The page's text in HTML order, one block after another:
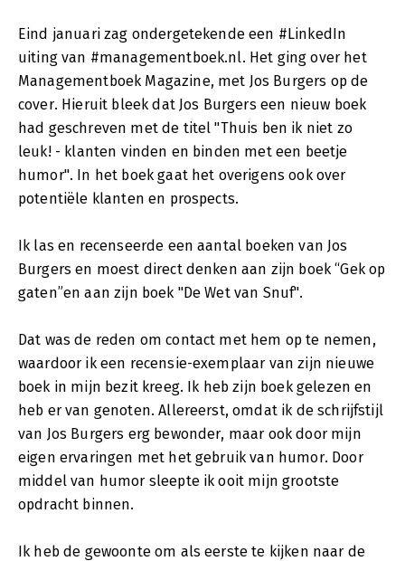
Eind januari zag ondergetekende een #LinkedIn
uiting van #managementboek.nl. Het ging over het
Managementboek Magazine, met Jos Burgers op de
cover. Hieruit bleek dat Jos Burgers een nieuw boek
had geschreven met de titel "Thuis ben ik niet zo
leuk! - klanten vinden en binden met een beetje
humor". In het boek gaat het overigens ook over
potentiële klanten en prospects.
Ik las en recenseerde een aantal boeken van Jos
Burgers en moest direct denken aan zijn boek “Gek op
gaten”en aan zijn boek "De Wet van Snuf".
Dat was de reden om contact met hem op te nemen,
waardoor ik een recensie-exemplaar van zijn nieuwe
boek in mijn bezit kreeg. Ik heb zijn boek gelezen en
heb er van genoten. Allereerst, omdat ik de schrijfstijl
van Jos Burgers erg bewonder, maar ook door mijn
eigen ervaringen met het gebruik van humor. Door
middel van humor sleepte ik ooit mijn grootste
opdracht binnen.
Ik heb de gewoonte om als eerste te kijken naar de